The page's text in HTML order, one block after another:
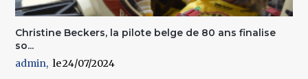
Christine Beckers, la pilote belge de 80 ans finalise
so...
admin
24/07/2024